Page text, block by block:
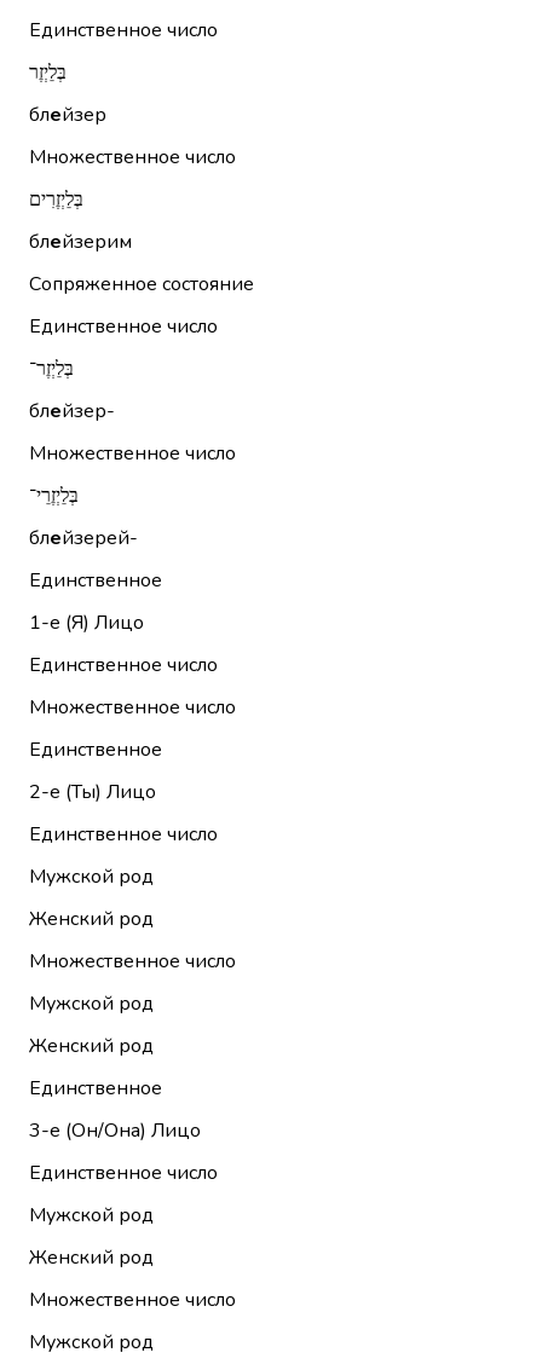
Единственное число
בְּלֵיְזֶר
блейзер
Множественное число
בְּלֵיְזֶרִים
блейзерим
Сопряженное состояние
Единственное число
בְּלֵיְזֶר־
блейзер-
Множественное число
בְּלֵיְזֶרֵי־
блейзерей-
Единственное
1-е (Я) Лицо
Единственное число
Множественное число
Единственное
2-е (Ты) Лицо
Единственное число
Мужской род
Женский род
Множественное число
Мужской род
Женский род
Единственное
3-е (Он/Она) Лицо
Единственное число
Мужской род
Женский род
Множественное число
Мужской род